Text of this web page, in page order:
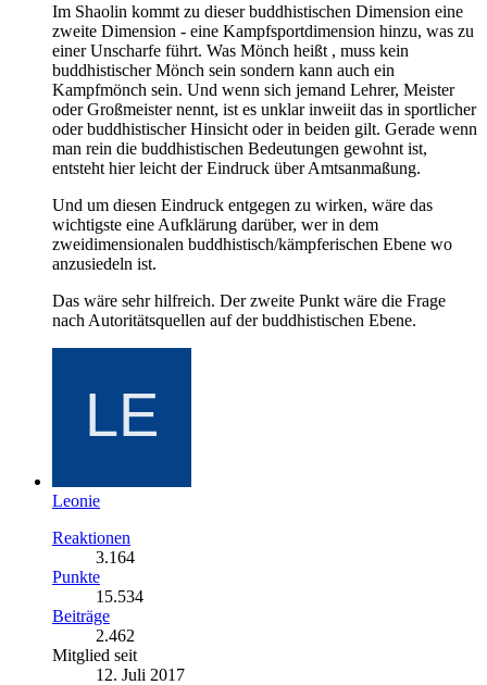
Im Shaolin kommt zu dieser buddhistischen Dimension eine
zweite Dimension - eine Kampfsportdimension hinzu, was zu
einer Unscharfe führt. Was Mönch heißt , muss kein
buddhistischer Mönch sein sondern kann auch ein
Kampfmönch sein. Und wenn sich jemand Lehrer, Meister
oder Großmeister nennt, ist es unklar inweiit das in sportlicher
oder buddhistischer Hinsicht oder in beiden gilt. Gerade wenn
man rein die buddhistischen Bedeutungen gewohnt ist,
entsteht hier leicht der Eindruck über Amtsanmaßung.
Und um diesen Eindruck entgegen zu wirken, wäre das
wichtigste eine Aufklärung darüber, wer in dem
zweidimensionalen buddhistisch/kämpferischen Ebene wo
anzusiedeln ist.
Das wäre sehr hilfreich. Der zweite Punkt wäre die Frage
nach Autoritätsquellen auf der buddhistischen Ebene.
Leonie
Reaktionen
3.164
Punkte
15.534
Beiträge
2.462
Mitglied seit
12. Juli 2017